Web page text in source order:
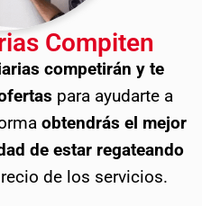
Compiten
competirán y te
para ayudarte a
obtendrás el mejor
de estar regateando
de los servicios.